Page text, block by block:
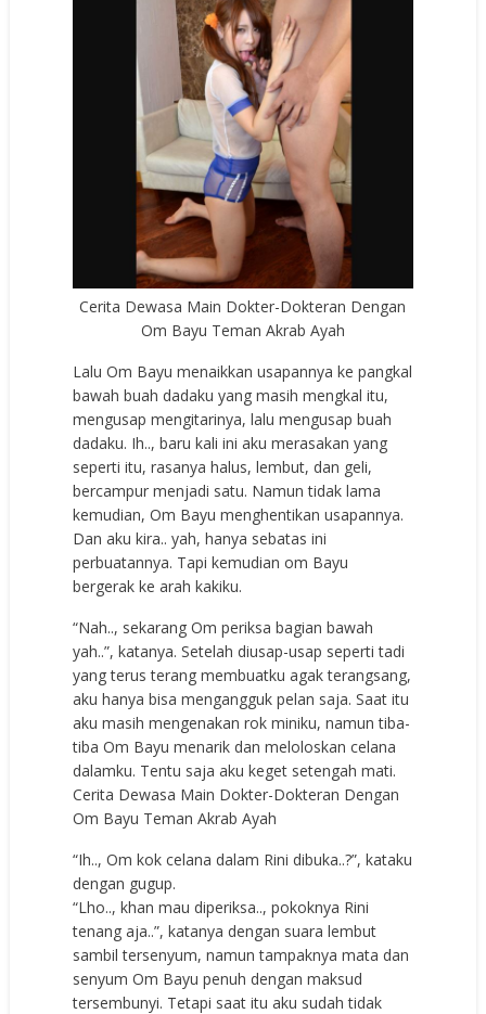
Cerita Dewasa Main Dokter-Dokteran Dengan
Om Bayu Teman Akrab Ayah
Lalu Om Bayu menaikkan usapannya ke pangkal
bawah buah dadaku yang masih mengkal itu,
mengusap mengitarinya, lalu mengusap buah
dadaku. Ih.., baru kali ini aku merasakan yang
seperti itu, rasanya halus, lembut, dan geli,
bercampur menjadi satu. Namun tidak lama
kemudian, Om Bayu menghentikan usapannya.
Dan aku kira.. yah, hanya sebatas ini
perbuatannya. Tapi kemudian om Bayu
bergerak ke arah kakiku.
“Nah.., sekarang Om periksa bagian bawah
yah..”, katanya. Setelah diusap-usap seperti tadi
yang terus terang membuatku agak terangsang,
aku hanya bisa mengangguk pelan saja. Saat itu
aku masih mengenakan rok miniku, namun tiba-
tiba Om Bayu menarik dan meloloskan celana
dalamku. Tentu saja aku keget setengah mati.
Cerita Dewasa Main Dokter-Dokteran Dengan
Om Bayu Teman Akrab Ayah
“Ih.., Om kok celana dalam Rini dibuka..?”, kataku
dengan gugup.
“Lho.., khan mau diperiksa.., pokoknya Rini
tenang aja..”, katanya dengan suara lembut
sambil tersenyum, namun tampaknya mata dan
senyum Om Bayu penuh dengan maksud
tersembunyi. Tetapi saat itu aku sudah tidak